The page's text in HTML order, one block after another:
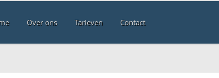
Over ons Tarieven Contact